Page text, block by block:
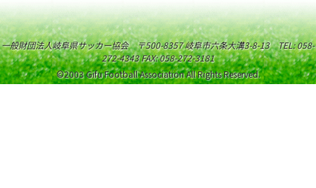
一般財団法人岐阜県サッカー協会 〒500-8357 岐阜市六条大溝3-8-13 TEL: 058-
272-4343 FAX: 058-272-3181
©2003 Gifu Football Association All Rights Reserved.